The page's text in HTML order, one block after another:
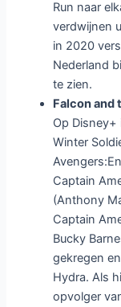
Run naar
verdwijnen
in 2020
Nederland
te zien.
Falcon and
Op
Winter
Captain
(Anthony
Captain
Bucky
gekregen
Hydra. Als
opvolger